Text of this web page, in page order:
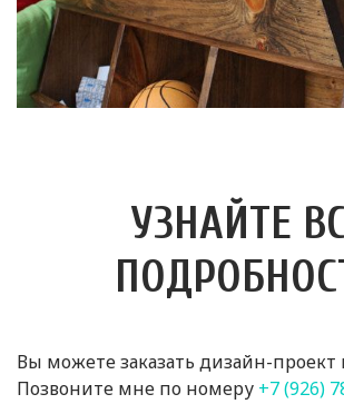
УЗНАЙТЕ
Вы можете заказать дизайн-проект
Позвоните мне по номеру +7 (926)